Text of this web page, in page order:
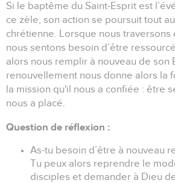
Si le baptême du Saint-Esprit est
ce zèle, son action se poursuit tout
chrétienne. Lorsque nous traversons
nous sentons besoin d’être
alors nous remplir à nouveau de son
renouvellement nous donne alors la
la mission qu'il nous a confiée : être
nous a placé.
Question de réflexion :
As-tu besoin d’être à nouveau
Tu peux alors reprendre le
disciples et demander à Dieu